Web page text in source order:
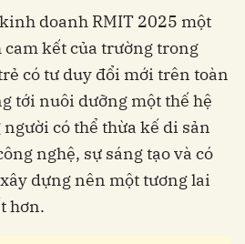
doanh RMIT 2025 một
kết của trường trong
có tư duy đổi mới trên toàn
tới nuôi dưỡng một thế hệ
có thể thừa kế di sản
nghệ, sự sáng tạo và có
dựng nên một tương lai
hơn.